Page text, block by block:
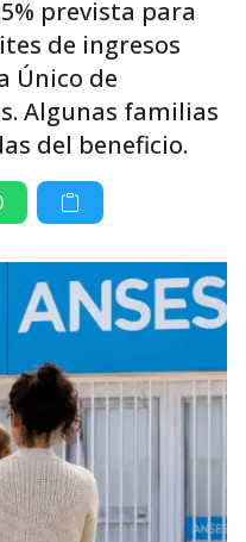
prevista para
de ingresos
Único de
Algunas familias
del beneficio.